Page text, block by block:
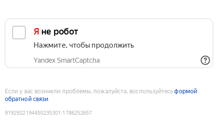
Я не робот
Нажмите, чтобы продолжить
Yandex SmartCaptcha
Если у вас возникли проблемы, пожалуйста, воспользуйтесьформой
обратной связи
9192922194450235301 :1786252657